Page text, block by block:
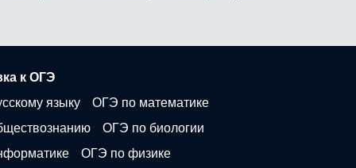
к ОГЭ
языку
ОГЭ по математике
ОГЭ по биологии
ОГЭ по физике